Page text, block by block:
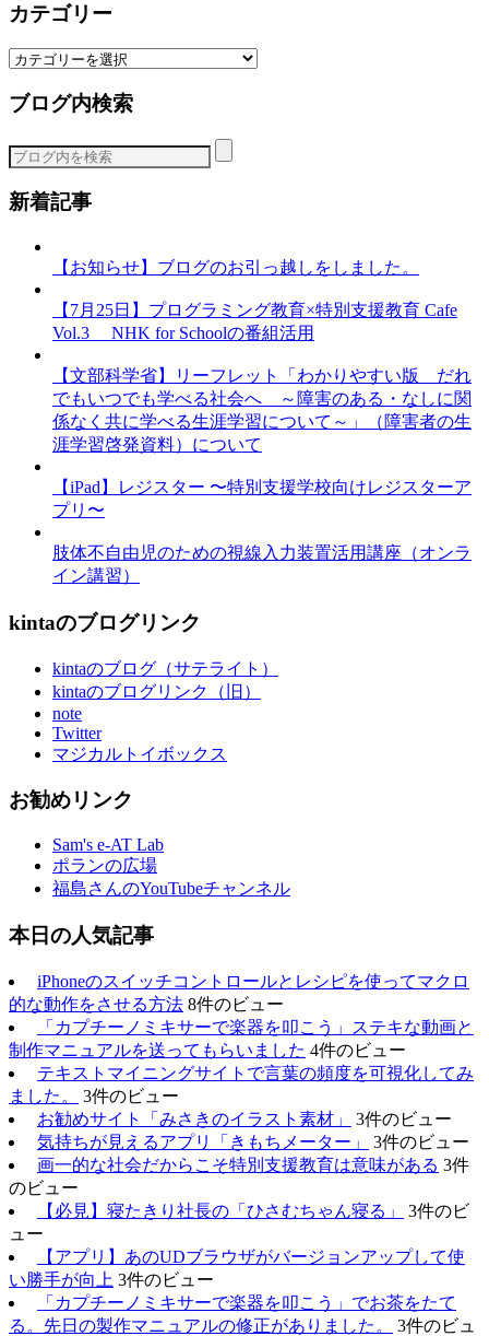
カテゴリー
カ
ゴ
ー
ブログ内検索
新着記事
【お知らせ】ブログのお引っ越しをしました。
【7月25日】プログラミング教育×特別支援教育 Cafe
Vol.3 NHK for Schoolの番組活用
【文部科学省】リーフレット「わかりやすい版 だれ
でもいつでも学べる社会へ ～障害のある・なしに関
係なく共に学べる生涯学習について～」（障害者の生
涯学習啓発資料）について
【iPad】レジスター 〜特別支援学校向けレジスターア
プリ〜
肢体不自由児のための視線入力装置活用講座（オンラ
イン講習）
kintaのブログリンク
kintaのブログ（サテライト）
kintaのブログリンク（旧）
note
Twitter
マジカルトイボックス
お勧めリンク
Sam's e-AT Lab
ポランの広場
福島さんのYouTubeチャンネル
本日の人気記事
iPhoneのスイッチコントロールとレシピを使ってマクロ
的な動作をさせる方法 8件のビュー
「カプチーノミキサーで楽器を叩こう」ステキな動画と
制作マニュアルを送ってもらいました 4件のビュー
テキストマイニングサイトで言葉の頻度を可視化してみ
ました。
3件のビュー
お勧めサイト「みさきのイラスト素材」
3件のビュー
気持ちが見えるアプリ「きもちメーター」
3件のビュー
画一的な社会だからこそ特別支援教育は意味がある 3件
のビュー
【必見】寝たきり社長の「ひさむちゃん寝る」
3件のビ
ュー
【アプリ】あのUDブラウザがバージョンアップして使
い勝手が向上 3件のビュー
「カプチーノミキサーで楽器を叩こう」でお茶をたて
る。先日の製作マニュアルの修正がありました。
3件のビュ